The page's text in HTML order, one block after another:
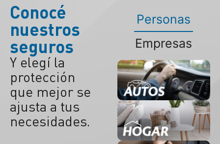
Conocé
nuestros
seguros
Y elegí la
protección
que mejor se
ajusta a tus
necesidades.
Personas
Empresas